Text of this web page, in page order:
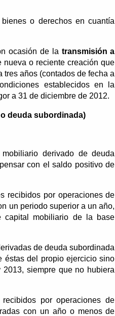
o derechos en cuantía
ocasión de la transmisión a
o reciente creación que
años (contados de fecha a
establecidos en la
a 31 de diciembre de 2012.
deuda subordinada)
derivado de deuda
con el saldo positivo de
recibidos por operaciones de
un periodo superior a un año,
capital mobiliario de la base
de deuda subordinada
éstas del propio ejercicio sino
siempre que no hubiera
por operaciones de
con un año o menos de